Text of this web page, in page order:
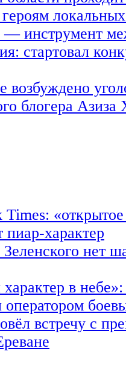
— инструмент
стартовал
возбуждено
блогера Азиза
характер
нет
в
оператором
встречу с